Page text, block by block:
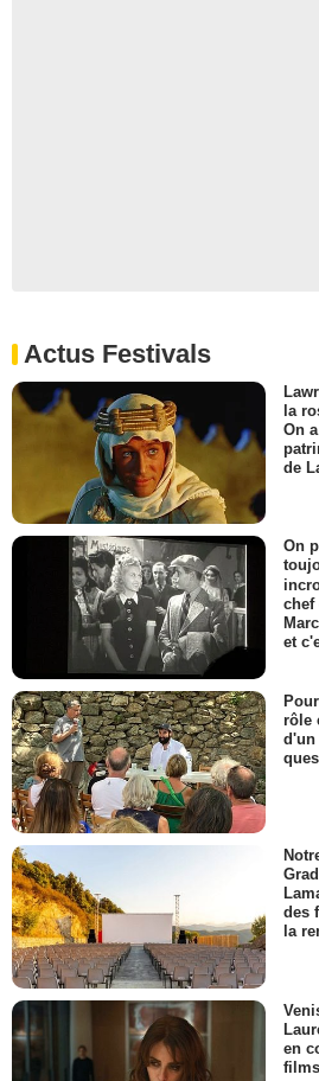
Actus Festivals
la
On
de
On
chef
et
rôle
d'un
des
la
en